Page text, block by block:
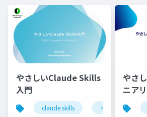
やさしいClaude Skills
入門
claude skills キミガタリ
やさ
ニア